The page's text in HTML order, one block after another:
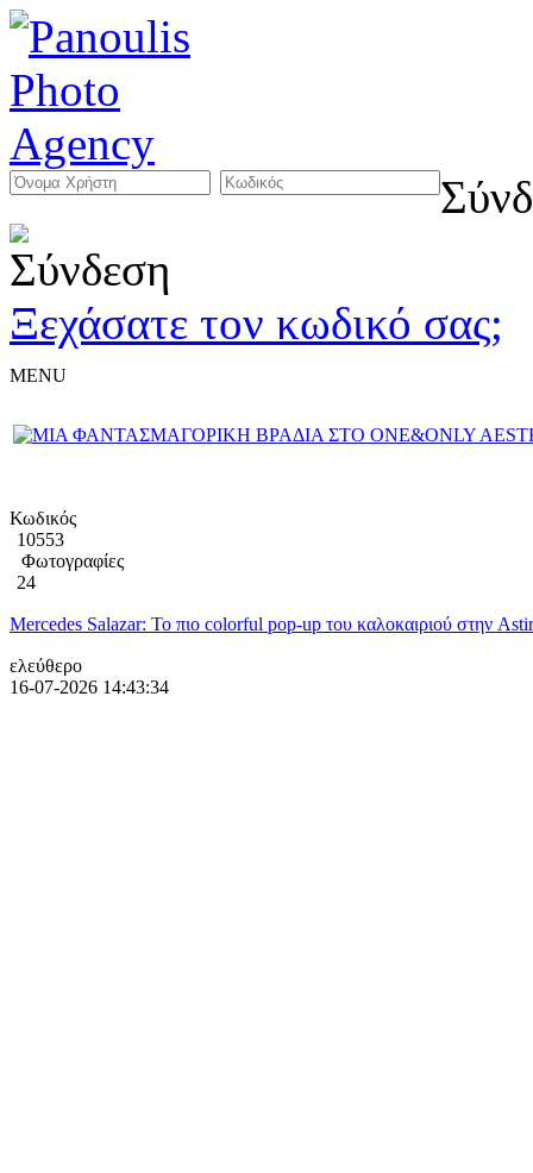
Ξεχάσατε τον κωδικό σας;
MENU
Κωδικός
10553
Φωτογραφίες
24
Mercedes Salazar: Το πιο colorful pop-up του καλοκαιριού στην
ελεύθερο
16-07-2026 14:43:34